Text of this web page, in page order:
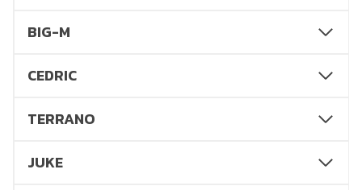
BIG-M
CEDRIC
TERRANO
JUKE